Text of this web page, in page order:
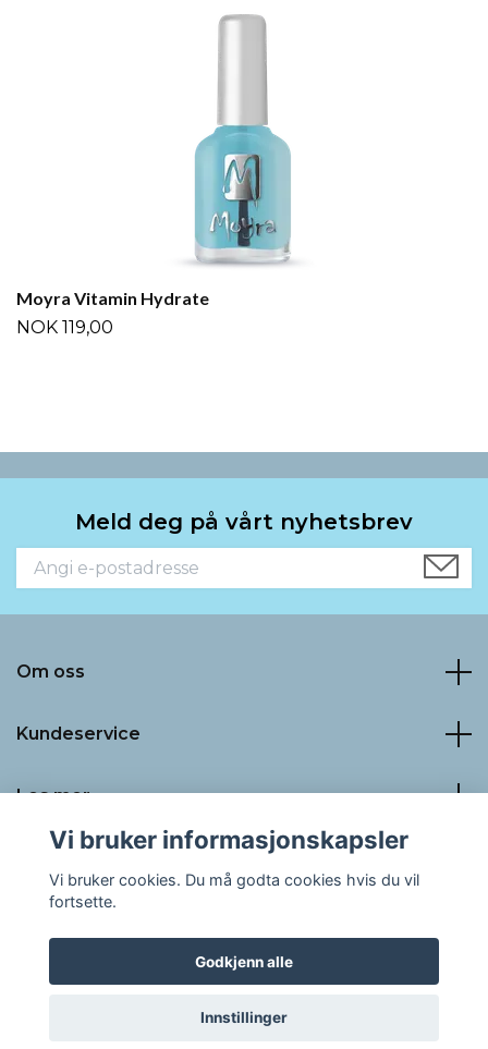
Moyra Vitamin Hydrate
NOK 119,00
Meld deg på vårt nyhetsbrev
Om oss
Kundeservice
Les mer
© 2026 LaLuna PRO AS
Vi bruker informasjonskapsler
Vi bruker cookies. Du må godta cookies hvis du vil
fortsette.
Godkjenn alle
Innstillinger